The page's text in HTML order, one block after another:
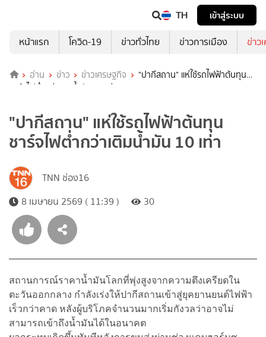
TH
เข้าสู่ระบบ
หน้าแรก
โควิด-19 ข่าวทั่วไทย ข่าวการเมือง ข่าว
อ่าน ข่าว ข่าวเศรษฐกิจ
"ปากีสถาน" แห่ใช้รถไฟฟ้าต้นทุน
ชาร์จไฟต่ำกว่าเติมน้ำมัน 10 เท่า
"ปากีสถาน" แห่ใช้รถไฟฟ้าต้นทุน
ชาร์จไฟต่ำกว่าเติมน้ำมัน 10 เท่า
TNN ช่อง16
8 เมษายน 2569 ( 11:39 )
30
สถานการณ์ราคาน้ำมันโลกที่พุ่งสูงจากความตึงเครียดใน
ตะวันออกกลาง กำลังเร่งให้ปากีสถานเข้าสู่ยุคยานยนต์ไฟฟ้า
เร็วกว่าคาด หลังผู้บริโภคจำนวนมากเริ่มกังวลว่าอาจไม่
สามารถเข้าถึงน้ำมันได้ในอนาคต